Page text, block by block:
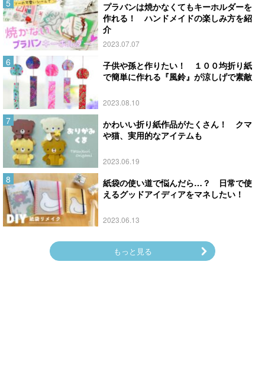
プラバンは焼かなくてもキーホルダーを
作れる！ ハンドメイドの楽しみ方を紹
介
2023.07.07
子供や孫と作りたい！ １００均折り紙
で簡単に作れる『風鈴』が涼しげで素敵
2023.08.10
かわいい折り紙作品がたくさん！ クマ
や猫、実用的なアイテムも
2023.06.19
紙袋の使い道で悩んだら…？ 日常で使
えるグッドアイディアをマネしたい！
2023.06.13
もっと見る